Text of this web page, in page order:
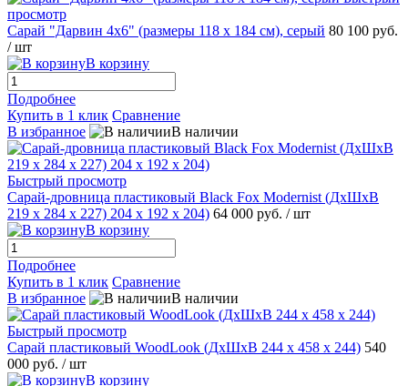
просмотр
Сарай "Дарвин 4х6" (размеры 118 х 184 см), серый 80 100 руб.
/ шт
В корзину
Подробнее
Купить в 1 клик Сравнение
В избранное
В наличии
Быстрый просмотр
Сарай-дровница пластиковый Black Fox Modernist (ДхШхВ
219 х 284 х 227) 204 х 192 х 204) 64 000 руб. / шт
В корзину
Подробнее
Купить в 1 клик Сравнение
В избранное
В наличии
Быстрый просмотр
Сарай пластиковый WoodLook (ДхШхВ 244 х 458 х 244) 540
000 руб. / шт
В корзину